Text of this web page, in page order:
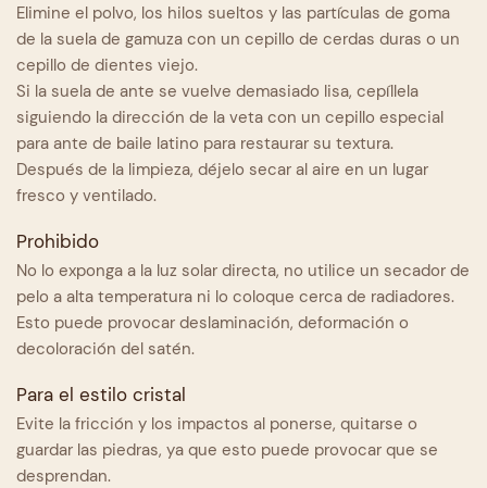
Elimine el polvo, los hilos sueltos y las partículas de goma
de la suela de gamuza con un cepillo de cerdas duras o un
cepillo de dientes viejo.
Si la suela de ante se vuelve demasiado lisa, cepíllela
siguiendo la dirección de la veta con un cepillo especial
para ante de baile latino para restaurar su textura.
Después de la limpieza, déjelo secar al aire en un lugar
fresco y ventilado.
Prohibido
No lo exponga a la luz solar directa, no utilice un secador de
pelo a alta temperatura ni lo coloque cerca de radiadores.
Esto puede provocar deslaminación, deformación o
decoloración del satén.
Para el estilo cristal
Evite la fricción y los impactos al ponerse, quitarse o
guardar las piedras, ya que esto puede provocar que se
desprendan.